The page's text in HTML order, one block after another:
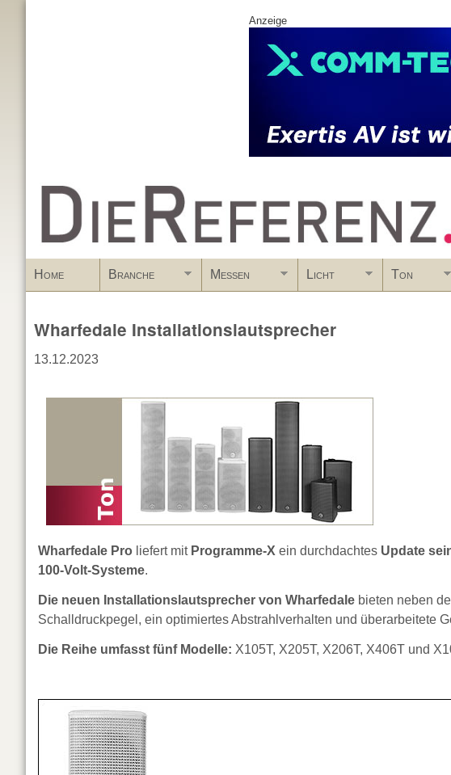
Anzeige
www.DieReferenz.de
Home Branche Messen Licht Ton
Wharfedale Installationslautsprecher
13.12.2023
Wharfedale Pro liefert mit Programme-X ein durchdachtes Update
100-Volt-Systeme.
Die neuen Installationslautsprecher von Wharfedale bieten neben
Schalldruckpegel, ein optimiertes Abstrahlverhalten und überarbeitete
Die Reihe umfasst fünf Modelle: X105T, X205T, X206T, X406T und